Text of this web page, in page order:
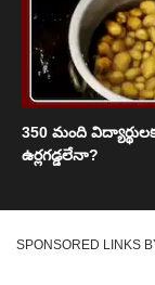
350 మంది
ఉర్లగడ్డలేనా?
SPONSORED LINKS